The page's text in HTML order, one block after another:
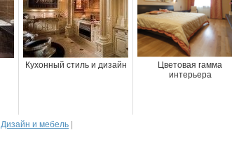
Кухонный стиль и дизайн
Цветовая гамма
интерьера
Дизайн и мебель |